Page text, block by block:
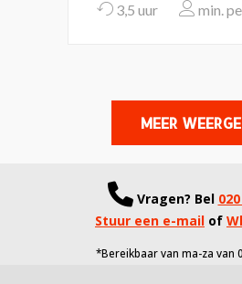
3,5 uur
MEER
Vragen? Bel
Stuur een e-mail of
*Bereikbaar van ma-za van